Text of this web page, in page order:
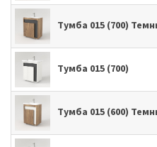
Тумба 015 (700)
Тумба 015 (700)
Тумба 015 (600)